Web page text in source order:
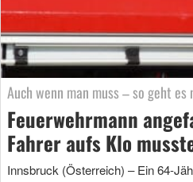
Auch wenn man muss – so geht es
Feuerwehrmann
Fahrer aufs Klo
Innsbruck (Österreich) – Ein 64-